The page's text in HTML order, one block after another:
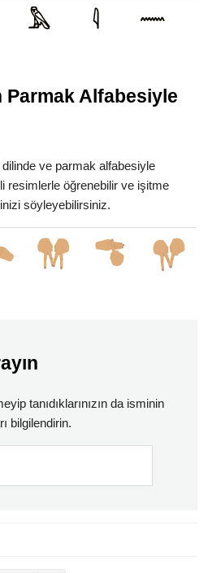
Parmak Alfabesiyle
ve parmak alfabesiyle
resimlerle öğrenebilir ve işitme
söyleyebilirsiniz.
tanıdıklarınızın da isminin
bilgilendirin.